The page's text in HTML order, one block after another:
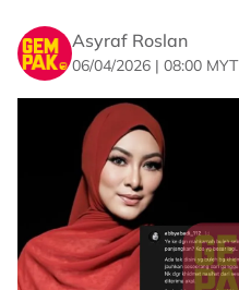
Asyraf Roslan
06/04/2026 | 08:00 MYT